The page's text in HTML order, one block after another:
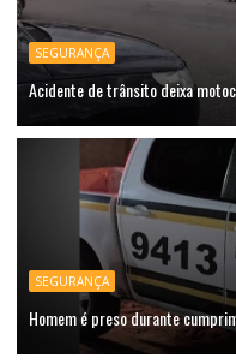
SEGURANÇA
Acidente de trânsito deixa
SEGURANÇA
Homem é preso durante